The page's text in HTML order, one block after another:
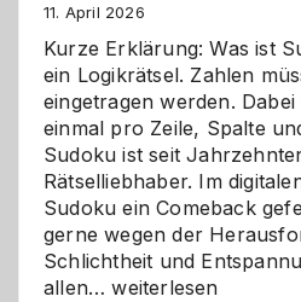
11. April 2026
Kurze Erklärung: Was ist
ein Logikrätsel. Zahlen
eingetragen werden.
einmal pro Zeile, Spalte
Sudoku ist seit
Rätselliebhaber. Im
Sudoku ein Comeback
gerne wegen der
Schlichtheit und
allen…Sudoku
weiterlesen